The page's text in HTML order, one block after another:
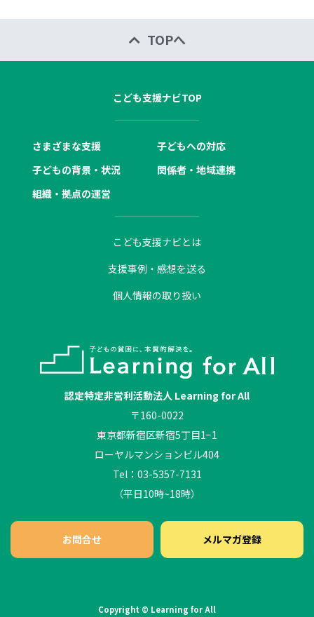
TOPへ
こども支援ナビTOP
さまざまな支援
子どもへの対応
子どもの背景・状況
関係者・地域連携
組織・拠点の運営
こども支援ナビとは
支援事例・感想を送る
個人情報の取り扱い
認定特定非営利活動法人 Learning for All
〒160-0022
東京都新宿区新宿5丁目1−1
ローヤルマンションビル404
Tel：03-5357-7131
（平日10時~18時）
お問合せ メルマガ登録
Copyright © Learning for All